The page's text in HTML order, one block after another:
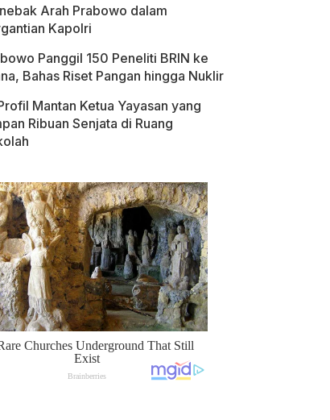
Arah Prabowo dalam
Kapolri
Panggil 150 Peneliti BRIN ke
Bahas Riset Pangan hingga Nuklir
Mantan Ketua Yayasan yang
Ribuan Senjata di Ruang